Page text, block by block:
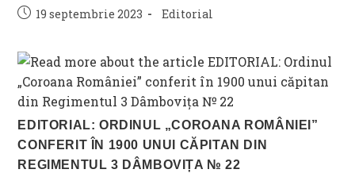
Post19 septembrie 2023
Post
Editorial
EDITORIAL: ORDINUL „COROANA ROMÂNIEI”
CONFERIT ÎN 1900 UNUI CĂPITAN DIN
REGIMENTUL 3 DÂMBOVIȚA № 22